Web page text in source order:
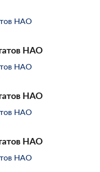
НАО
НАО
НАО